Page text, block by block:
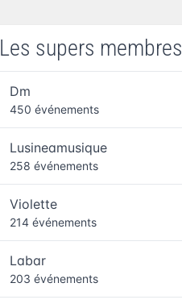
Les supers membres
Dm
450 événements
Lusineamusique
258 événements
Violette
214 événements
Labar
203 événements